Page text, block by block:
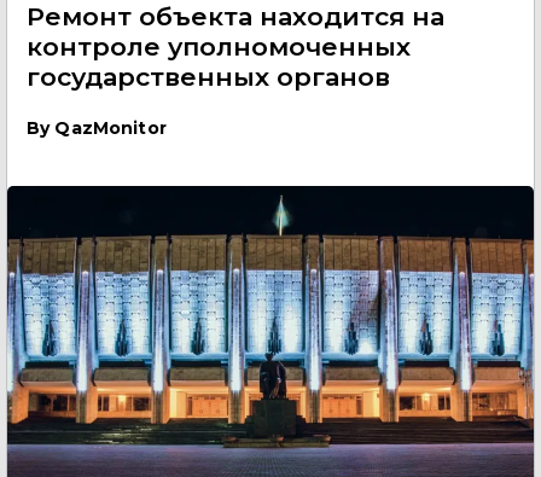
Ремонт объекта находится на
контроле уполномоченных
государственных органов
By QazMonitor